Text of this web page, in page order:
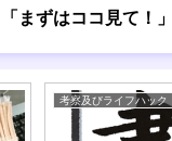
「まずはココ見て！」
考察及びライフハック